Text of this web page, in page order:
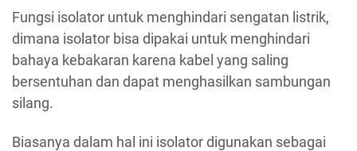
Fungsi isolator untuk menghindari sengatan listrik,
dimana isolator bisa dipakai untuk menghindari
bahaya kebakaran karena kabel yang saling
bersentuhan dan dapat menghasilkan sambungan
silang.
Biasanya dalam hal ini isolator digunakan sebagai